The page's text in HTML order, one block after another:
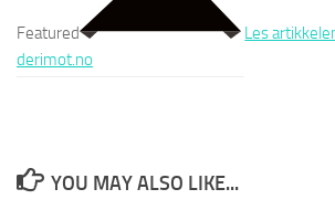
Featured
Les
derimot.no
YOU MAY ALSO LIKE...